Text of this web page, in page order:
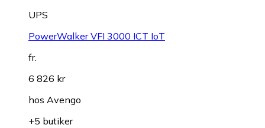
UPS
PowerWalker VFI 3000 ICT IoT
fr.
6 826 kr
hos Avengo
+5 butiker